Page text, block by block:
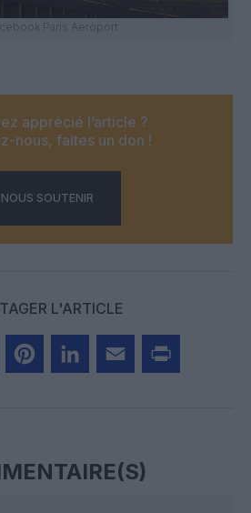
Paris Aeroport
apprécié l’article ?
nous, faites un don !
NOUS SOUTENIR
L'ARTICLE